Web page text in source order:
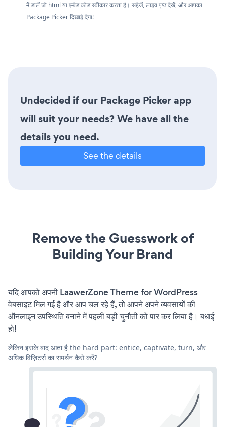
में डालें जो html या एम्बेड कोड स्वीकार करता है। सहेजें, लाइव पृष्ठ देखें, और आपका
Package Picker दिखाई देगा!
Undecided if our Package Picker app
will suit your needs? We have all the
details you need.
See the details
Remove the Guesswork of
Building Your Brand
यदि आपको अपनी LaawerZone Theme for WordPress
वेबसाइट मिल गई है और आप चल रहे हैं, तो आपने अपने व्यवसायों की
ऑनलाइन उपस्थिति बनाने में पहली बड़ी चुनौती को पार कर लिया है। बधाई
हो!
लेकिन इसके बाद आता है the hard part: entice, captivate, turn, और
अधिक विज़िटर्स का समर्थन कैसे करें?